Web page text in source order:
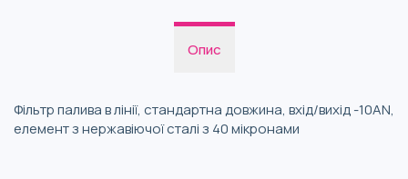
Опис
Фільтр палива в лінії, стандартна довжина, вхід/вихід -10AN,
елемент з нержавіючої сталі з 40 мікронами